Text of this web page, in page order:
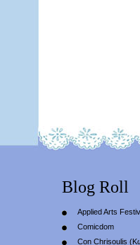
Blog Roll
Applied Arts
Comicdom
Con Chrisoulis